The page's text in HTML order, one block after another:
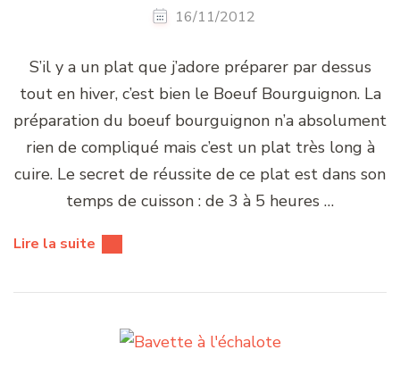
16/11/2012
S’il y a un plat que j’adore préparer par dessus
tout en hiver, c’est bien le Boeuf Bourguignon. La
préparation du boeuf bourguignon n’a absolument
rien de compliqué mais c’est un plat très long à
cuire. Le secret de réussite de ce plat est dans son
temps de cuisson : de 3 à 5 heures …
Lire la suite